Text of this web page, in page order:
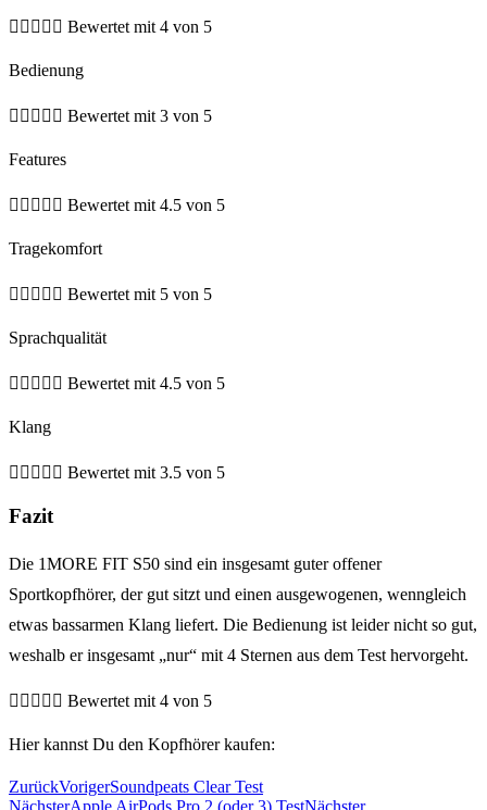
     Bewertet mit 4 von 5
Bedienung
     Bewertet mit 3 von 5
Features
     Bewertet mit 4.5 von 5
Tragekomfort
     Bewertet mit 5 von 5
Sprachqualität
     Bewertet mit 4.5 von 5
Klang
     Bewertet mit 3.5 von 5
Fazit
Die 1MORE FIT S50 sind ein insgesamt guter offener
Sportkopfhörer, der gut sitzt und einen ausgewogenen, wenngleich
etwas bassarmen Klang liefert. Die Bedienung ist leider nicht so gut,
weshalb er insgesamt „nur“ mit 4 Sternen aus dem Test hervorgeht.
     Bewertet mit 4 von 5
Hier kannst Du den Kopfhörer kaufen:
ZurückVorigerSoundpeats Clear Test